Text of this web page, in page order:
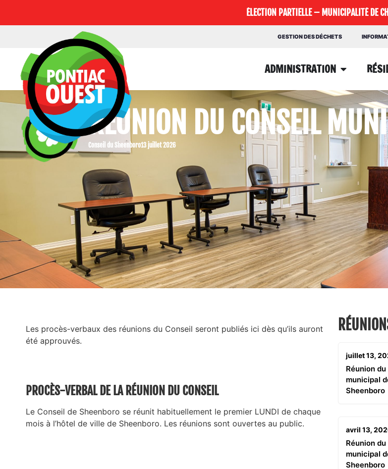
ÉLECTION PARTIELLE – MUNICIPALITÉ DE
GESTION DES DÉCHETS
ADMINISTRATION
RÉUNION DU CONSEIL
Conseil du Sheenboro13 juillet 2026
Les procès-verbaux des réunions du Conseil seront publiés ici dès qu’ils auront
été approuvés.
PROCÈS-VERBAL DE LA RÉUNION DU CONSEIL
Le Conseil de Sheenboro se réunit habituellement le premier LUNDI de chaque
mois à l’hôtel de ville de Sheenboro. Les réunions sont ouvertes au public.
juillet 13,
Réunion
municipal
Sheenboro
avril 13,
Réunion
municipal
Sheenboro